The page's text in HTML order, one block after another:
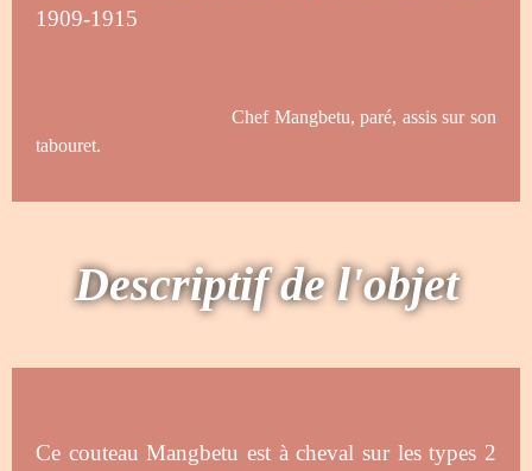
1909-1915
Chef Mangbetu, paré, assis sur son
tabouret.
Descriptif de l'objet
Ce couteau Mangbetu est à cheval sur les types 2